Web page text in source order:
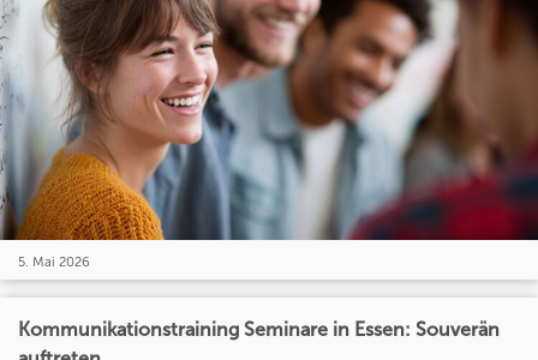
5. Mai 2026
Kommunikationstraining Seminare in Essen: Souverän